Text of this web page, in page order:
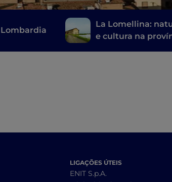
La Lomellina:
e cultura na
LIGAÇÕES ÚTEIS
ENIT S.p.A.